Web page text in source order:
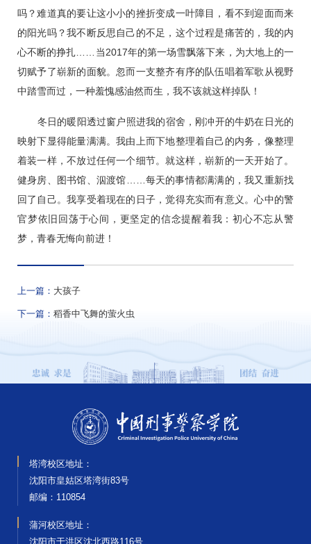
吗？难道真的要让这小小的挫折变成一叶障目，看不到迎面而来
的阳光吗？我不断反思自己的不足，这个过程是痛苦的，我的内
心不断的挣扎……当2017年的第一场雪飘落下来，为大地上的一
切赋予了崭新的面貌。忽而一支整齐有序的队伍唱着军歌从视野
中踏雪而过，一种羞愧感油然而生，我不该就这样掉队！
冬日的暖阳透过窗户照进我的宿舍，刚冲开的牛奶在日光的
映射下显得能量满满。我由上而下地整理着自己的内务，像整理
着装一样，不放过任何一个细节。就这样，崭新的一天开始了。
健身房、图书馆、泅渡馆……每天的事情都满满的，我又重新找
回了自己。我享受着现在的日子，觉得充实而有意义。心中的警
官梦依旧回荡于心间，更坚定的信念提醒着我：初心不忘从警
梦，青春无悔向前进！
上一篇： 大孩子
下一篇： 稻香中飞舞的萤火虫
塔湾校区地址：
沈阳市皇姑区塔湾街83号
邮编‌：110854
蒲河校区地址：
沈阳市于洪区沈北西路116号